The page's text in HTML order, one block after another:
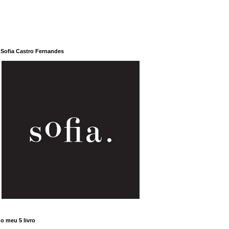
Sofia Castro Fernandes
o meu 5 livro